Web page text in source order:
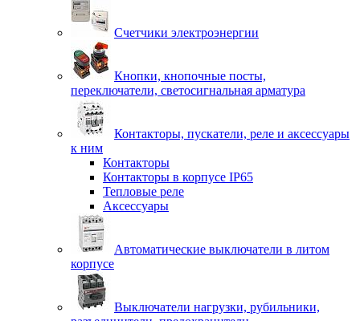
Счетчики электроэнергии
Кнопки, кнопочные посты,
переключатели, светосигнальная арматура
Контакторы, пускатели, реле и аксессуары
к ним
Контакторы
Контакторы в корпусе IP65
Тепловые реле
Аксессуары
Автоматические выключатели в литом
корпусе
Выключатели нагрузки, рубильники,